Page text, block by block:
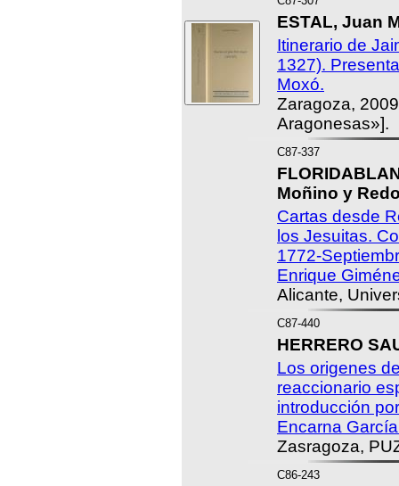
ESTAL, Juan
Itinerario de
1327).
Moxó.
Zaragoza,
Aragonesas»].
C87-337
Moñino y
Cartas desde
los Jesuitas.
1772-
Enrique
Alicante,
C87-440
HERRERO
Los origenes
reaccionario
introducción
Encarna
Zasragoza,
C86-243